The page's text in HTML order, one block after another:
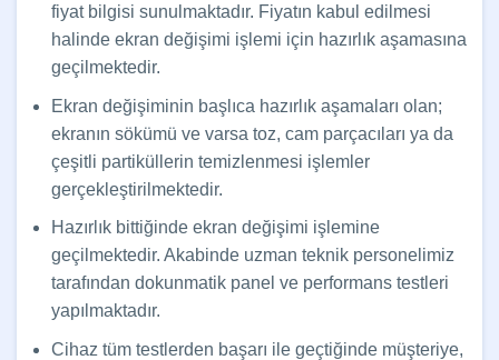
fiyat bilgisi sunulmaktadır. Fiyatın kabul edilmesi
halinde ekran değişimi işlemi için hazırlık aşamasına
geçilmektedir.
Ekran değişiminin başlıca hazırlık aşamaları olan;
ekranın sökümü ve varsa toz, cam parçacıları ya da
çeşitli partiküllerin temizlenmesi işlemler
gerçekleştirilmektedir.
Hazırlık bittiğinde ekran değişimi işlemine
geçilmektedir. Akabinde uzman teknik personelimiz
tarafından dokunmatik panel ve performans testleri
yapılmaktadır.
Cihaz tüm testlerden başarı ile geçtiğinde müşteriye,